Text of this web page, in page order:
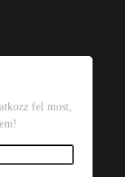
fel most,